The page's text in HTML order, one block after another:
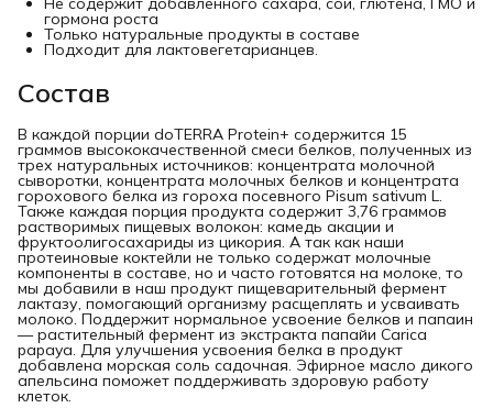
гормона роста
Только натуральные продукты в составе
Подходит для лактовегетарианцев.
Состав
В каждой порции doTERRA Protein+ содержится 15
граммов высококачественной смеси белков, полученных из
трех натуральных источников: концентрата молочной
сыворотки, концентрата молочных белков и концентрата
горохового белка из гороха посевного Pisum sativum L.
Также каждая порция продукта содержит 3,76 граммов
растворимых пищевых волокон: камедь акации и
фруктоолигосахариды из цикория. А так как наши
протеиновые коктейли не только содержат молочные
компоненты в составе, но и часто готовятся на молоке, то
мы добавили в наш продукт пищеварительный фермент
лактазу, помогающий организму расщеплять и усваивать
молоко. Поддержит нормальное усвоение белков и папаин
— растительный фермент из экстракта папайи Carica
papaya. Для улучшения усвоения белка в продукт
добавлена морская соль садочная. Эфирное масло дикого
апельсина поможет поддерживать здоровую работу
клеток.